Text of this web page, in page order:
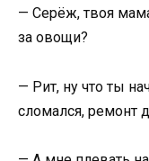
— Серёж, твоя
за овощи?
— Рит, ну что ты
сломался, ремонт